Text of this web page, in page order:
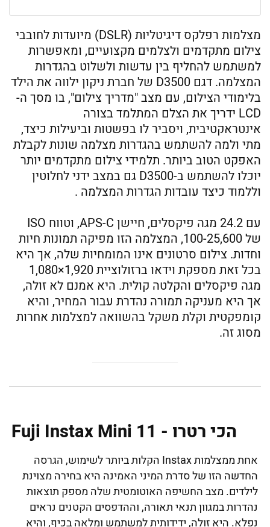
מצלמות רפלקס דיגיטליות (DSLR) מיועדות לחובבי
צילום מתקדמים ולצלמים מקצועיים, ומאפשרות
למשתמש להחליף בין עדשות ולשלוט בהגדרות
המצלמה. דגם D3500 של חברת ניקון ילווה את הילד
בלימודי הצילום, עם מצב "מדריך צילום", בו מסך ה-
LCD ידריך את הצלם המתלמד בצורה
אינטראקטיבית, ויסביר לו בפשטות וביעילות כיצד,
מתי ולמה להשתמש בהגדרות מצלמה שונות לקבלת
האפקט הטוב ביותר. תלמידי צילום מתקדמים יותר
יוכלו להשתמש ב-D3500 גם במצב ידני לחלוטין
וללמוד כיצד עובדות הגדרות המצלמה .
עם 24.2 מגה פיקסלים, חיישן APS-C, וטווח ISO
של 100-25,600, המצלמה הזו מפיקה תמונות חיות
וחדות. צילום סרטונים אינו המומחיות שלה, אך היא
בכל זאת מספקת וידאו ברזולוציית 1,920×1,080
מגה פיקסלים והקלטה קולית. היא אמנם לא זולה,
אך היא מעניקה תמורה נהדרת עבור המחיר, והיא
קומפקטית וקלת משקל בהשוואה למצלמות אחרות
מסוג זה.
הכי רטרו - Fuji Instax Mini 11
אחת ממצלמות Instax הקלות ביותר לשימוש, הגרסה
החדשה הזו של סדרת המיני האמינה היא בחירה מצוינת
לילדים. מצב החשיפה האוטומטית שלה מספק תוצאות
נהדרות במגוון תנאי תאורה, וההדפסים הקטנים נראים
נפלא. היא זולה, ידידותית למשתמש ומלאה בכיף, והיא